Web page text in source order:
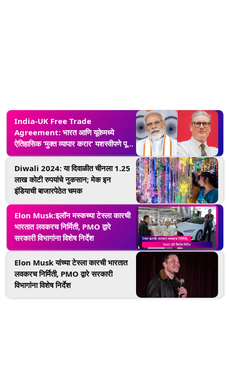
India-UK Free Trade
Agreement: भारत आणि यूकेमध्ये
ऐतिहासिक ‘मुक्त व्यापार करार’ यशस्वीपणे पूर्ण;
दोन्ही अर्थव्यवस्थांमध्ये व्यापार, गुंतवणूक, वाढ,
रोजगार निर्मितीला मिळणार चालना
Diwali 2024: या दिवाळीत चीनला 1.25
लाख कोटी रुपयांचे नुकसान; मेक इन
इंडियाची बाजारपेठेत चमक
Elon Musk:इलॉन मस्कच्या टेस्ला कारची
भारतात लवकरच निर्मिती, PMO द्वारे
सरकारी विभागांना विशेष निर्देश
Elon Musk यांच्या टेस्ला कारची भारतात
लवकरच निर्मिती, PMO द्वारे सरकारी
विभागांना विशेष निर्देश